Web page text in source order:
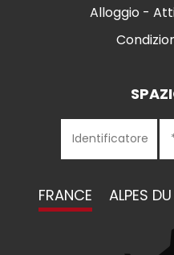
Alloggio -
FRANCE ALPES